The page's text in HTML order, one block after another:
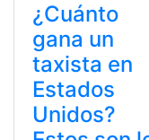
¿Cuánto
gana un
taxista en
Estados
Unidos?